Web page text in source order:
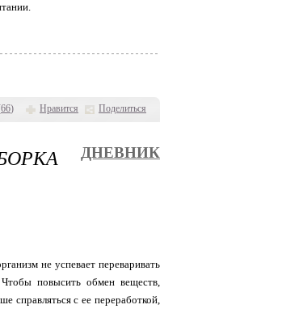
66) Нравится Поделиться
ДНЕВНИК
не успевает переваривать
повысить обмен веществ,
справляться с ее переработкой,